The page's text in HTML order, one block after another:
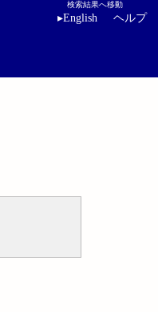
検索結果へ移動
▸English ヘルプ